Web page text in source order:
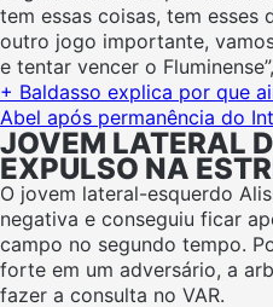
tem essas coisas, tem esses
outro jogo importante,
e tentar vencer o
+ Baldasso explica por que
Abel após permanência do
JOVEM LATERAL
EXPULSO NA
O jovem lateral-esquerdo
negativa e conseguiu ficar
campo no segundo tempo.
forte em um adversário, a
fazer a consulta no VAR.